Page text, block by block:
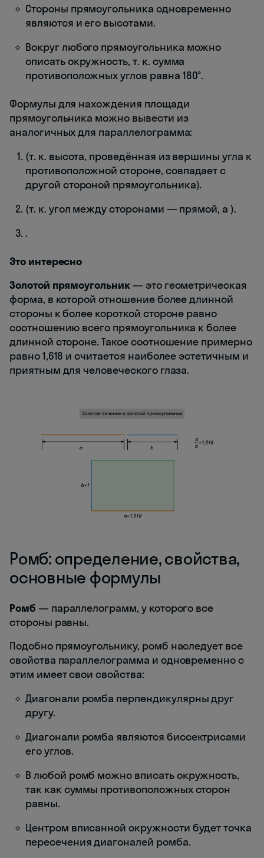
Стороны прямоугольника одновременно
являются и его высотами.
Вокруг любого прямоугольника можно
описать окружность, т. к. сумма
противоположных углов равна 180°.
Формулы для нахождения площади
прямоугольника можно вывести из
аналогичных для параллелограмма:
(т. к. высота, проведённая из вершины угла к
противоположной стороне, совпадает с
другой стороной прямоугольника).
(т. к. угол между сторонами — прямой, а).
.
Это интересно
Золотой прямоугольник— это геометрическая
форма, в которой отношение более длинной
стороны к более короткой стороне равно
соотношению всего прямоугольника к более
длинной стороне. Такое соотношение примерно
равно 1,618 и считается наиболее эстетичным и
приятным для человеческого глаза.
Ромб: определение, свойства,
основные формулы
Ромб — параллелограмм, у которого все
стороны равны.
Подобно прямоугольнику, ромб наследует все
свойства параллелограмма и одновременно с
этим имеет свои свойства:
Диагонали ромба перпендикулярны друг
другу.
Диагонали ромба являются биссектрисами
его углов.
В любой ромб можно вписать окружность,
так как суммы противоположных сторон
равны.
Центром вписанной окружности будет точка
пересечения диагоналей ромба.